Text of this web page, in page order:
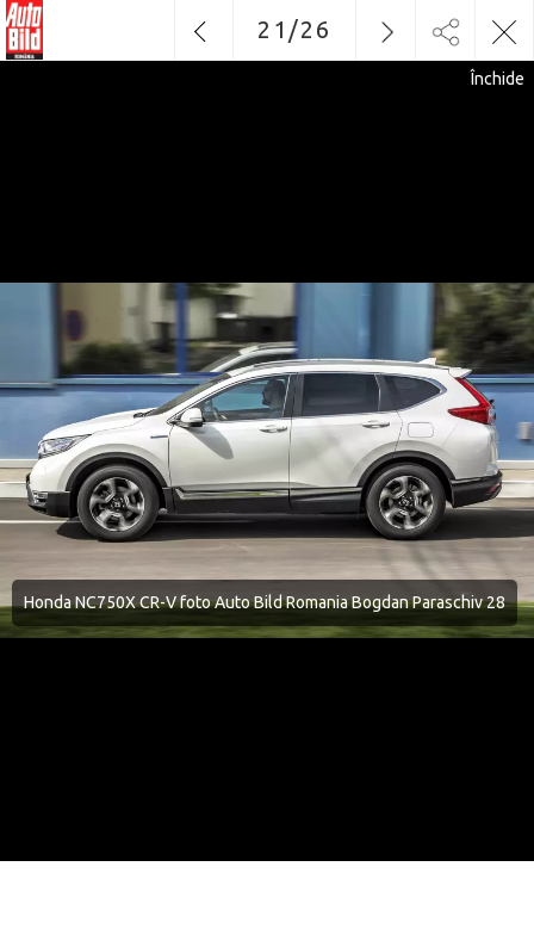
Honda NC750X CR-V foto Auto Bild Romania Bogdan Paraschiv 28
Închide
21 /26